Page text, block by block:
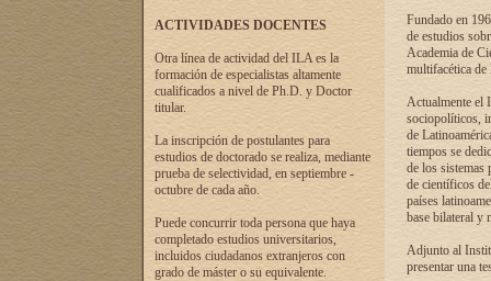
ACTIVIDADES DOCENTES
Otra línea de actividad del ILA es la
formación de especialistas altamente
cualificados a nivel de Ph.D. y Doctor
titular.
La inscripción de postulantes para
estudios de doctorado se realiza, mediante
prueba de selectividad, en septiembre -
octubre de cada año.
Puede concurrir toda persona que haya
completado estudios universitarios,
incluidos ciudadanos extranjeros con
grado de máster o su equivalente.
Fundado en
de estudios
Academia de
multifacética de
Actualmente el
sociopolíticos,
de
tiempos se
de los sistemas
de científicos
países
base bilateral y
Adjunto al
presentar una